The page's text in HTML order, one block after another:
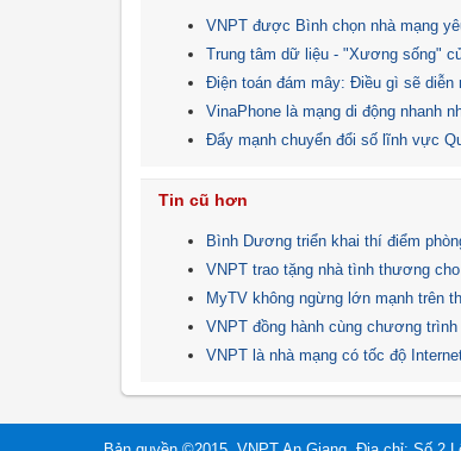
VNPT được Bình chọn nhà mạng
Trung tâm dữ liệu - "Xương sống"
Điện toán đám mây: Điều gì sẽ diễn
VinaPhone là mạng di động nhanh
Đẩy mạnh chuyển đổi số lĩnh vực
Tin cũ hơn
Bình Dương triển khai thí điểm
VNPT trao tặng nhà tình thương
MyTV không ngừng lớn mạnh trên
VNPT đồng hành cùng chương
VNPT là nhà mạng có tốc độ